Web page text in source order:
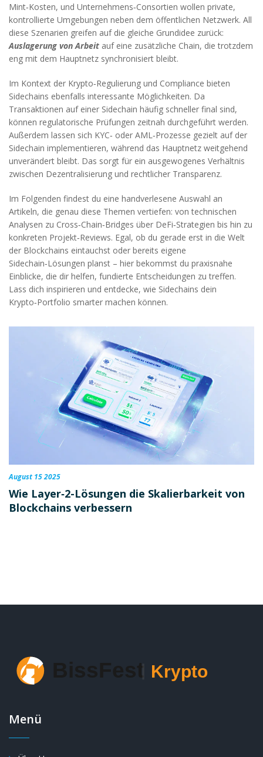
Mint‑Kosten, und Unternehmens‑Consortien wollen private,
kontrollierte Umgebungen neben dem öffentlichen Netzwerk. All
diese Szenarien greifen auf die gleiche Grundidee zurück:
Auslagerung von Arbeit auf eine zusätzliche Chain, die trotzdem
eng mit dem Hauptnetz synchronisiert bleibt.
Im Kontext der Krypto‑Regulierung und Compliance bieten
Sidechains ebenfalls interessante Möglichkeiten. Da
Transaktionen auf einer Sidechain häufig schneller final sind,
können regulatorische Prüfungen zeitnah durchgeführt werden.
Außerdem lassen sich KYC‑ oder AML‑Prozesse gezielt auf der
Sidechain implementieren, während das Hauptnetz weitgehend
unverändert bleibt. Das sorgt für ein ausgewogenes Verhältnis
zwischen Dezentralisierung und rechtlicher Transparenz.
Im Folgenden findest du eine handverlesene Auswahl an
Artikeln, die genau diese Themen vertiefen: von technischen
Analysen zu Cross‑Chain‑Bridges über DeFi‑Strategien bis hin zu
konkreten Projekt‑Reviews. Egal, ob du gerade erst in die Welt
der Blockchains eintauchst oder bereits eigene
Sidechain‑Lösungen planst – hier bekommst du praxisnahe
Einblicke, die dir helfen, fundierte Entscheidungen zu treffen.
Lass dich inspirieren und entdecke, wie Sidechains dein
Krypto‑Portfolio smarter machen können.
August 15 2025
Wie Layer‑2-Lösungen die Skalierbarkeit von
Blockchains verbessern
Menü